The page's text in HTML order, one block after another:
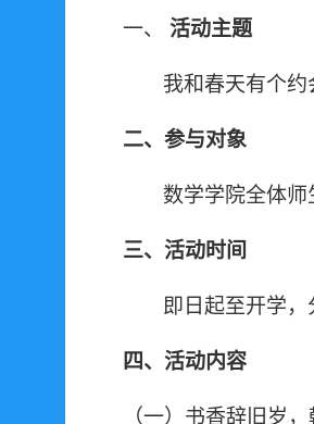
一、 活动主题
我和春天有个约
二、参与对象
数学学院全体师
三、活动时间
即日起至开学，
四、活动内容
（一）书香辞旧岁 ，